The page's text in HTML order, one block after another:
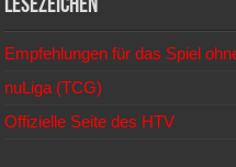
Lesezeichen
Empfehlungen für das Spiel
nuLiga (TCG)
Offizielle Seite des HTV